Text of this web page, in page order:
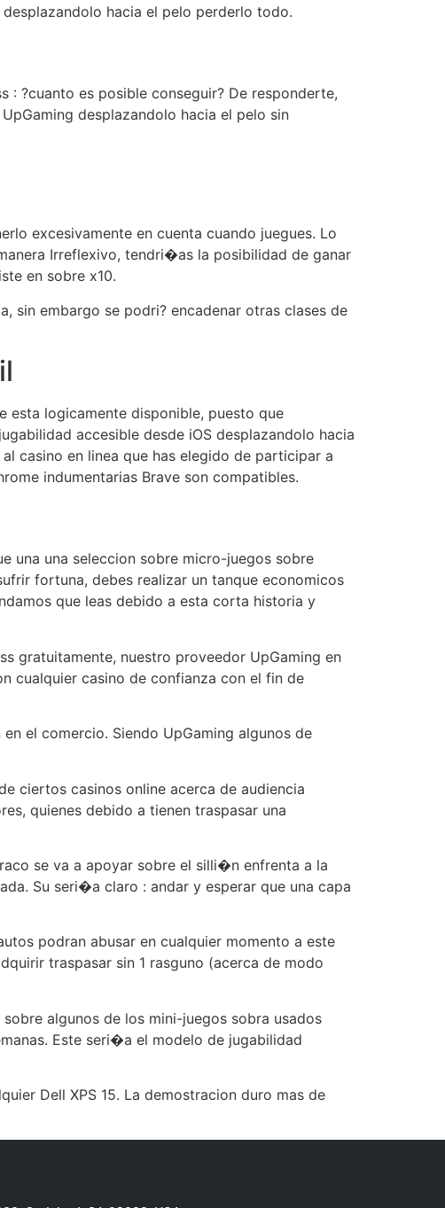
hacia el pelo perderlo todo.
: ?cuanto es posible conseguir? De responderte,
desplazandolo hacia el pelo sin
excesivamente en cuenta cuando juegues. Lo
Irreflexivo, tendri�as la posibilidad de ganar
en sobre x10.
sin embargo se podri? encadenar otras clases de
esta logicamente disponible, puesto que
accesible desde iOS desplazandolo hacia
casino en linea que has elegido de participar a
indumentarias Brave son compatibles.
una una seleccion sobre micro-juegos sobre
fortuna, debes realizar un tanque economicos
que leas debido a esta corta historia y
gratuitamente, nuestro proveedor UpGaming en
cualquier casino de confianza con el fin de
el comercio. Siendo UpGaming algunos de
ciertos casinos online acerca de audiencia
quienes debido a tienen traspasar una
se va a apoyar sobre el silli�n enfrenta a la
Su seri�a claro : andar y esperar que una capa
podran abusar en cualquier momento a este
traspasar sin 1 rasguno (acerca de modo
algunos de los mini-juegos sobra usados
Este seri�a el modelo de jugabilidad
Dell XPS 15. La demostracion duro mas de